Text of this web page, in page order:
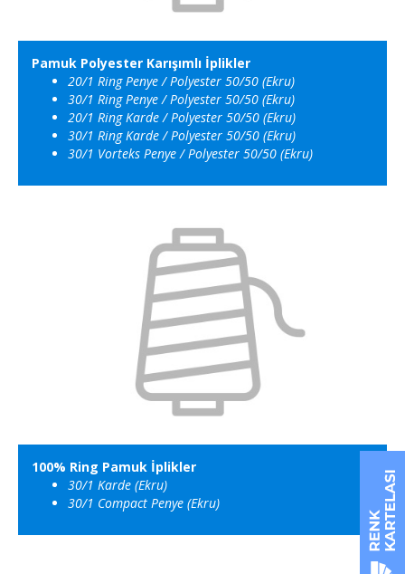
Pamuk Polyester Karışımlı İplikler
20/1 Ring Penye / Polyester 50/50 (Ekru)
30/1 Ring Penye / Polyester 50/50 (Ekru)
20/1 Ring Karde / Polyester 50/50 (Ekru)
30/1 Ring Karde / Polyester 50/50 (Ekru)
30/1 Vorteks Penye / Polyester 50/50 (Ekru)
100% Ring Pamuk İplikler
30/1 Karde (Ekru)
30/1 Compact Penye (Ekru)